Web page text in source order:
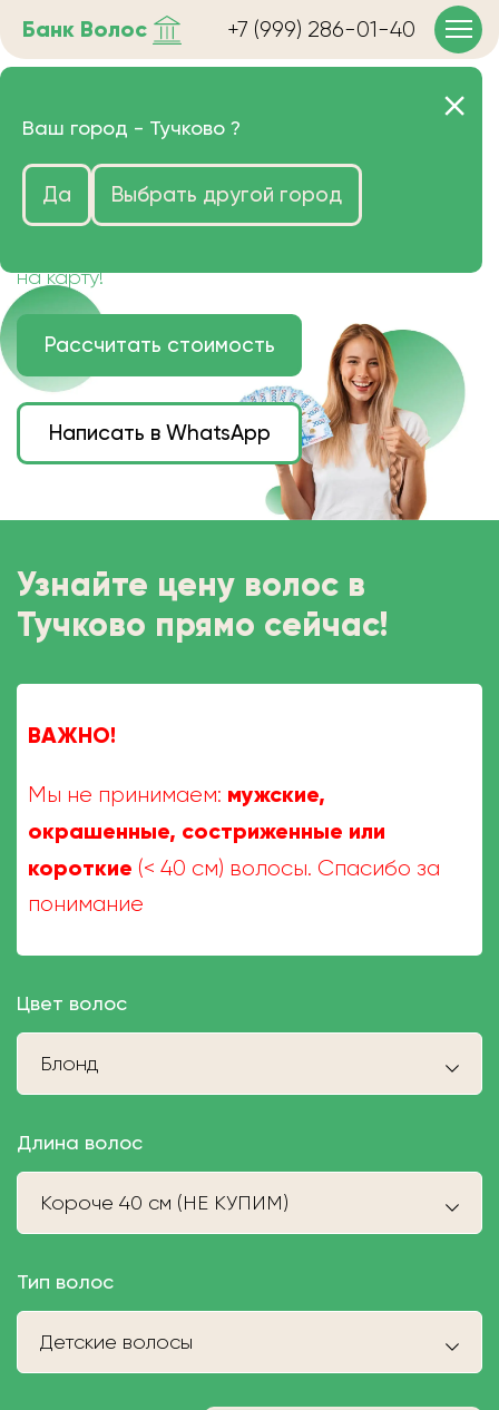
Банк Волос +7 (999) 286-01-40
Продать волосы в Тучково
очень дорого
Цена зависит от длины, цвета и структуры
на карту!
Рассчитать стоимость
Написать в WhatsApp
Узнайте цену волос в
Тучково прямо сейчас!
ВАЖНО!
Мы не принимаем: мужские,
окрашенные, состриженные или
короткие (< 40 см) волосы. Спасибо за
понимание
Цвет волос
Блонд
Длина волос
Короче 40 см (НЕ КУПИМ)
Тип волос
Детские волосы
Ваш город - Тучково ?
Да Выбрать другой город